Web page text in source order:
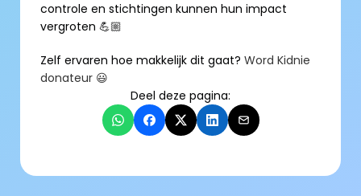
controle en stichtingen kunnen hun impact
vergroten 💪🏼
Zelf ervaren hoe makkelijk dit gaat? Word Kidnie
donateur 😃
Deel deze pagina: